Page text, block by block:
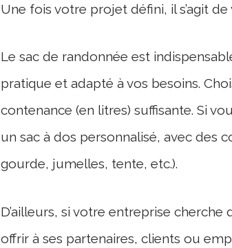
Une fois votre projet défini, il s’agit
Le sac de randonnée est
pratique et adapté à vos besoins.
contenance (en litres) suffisante. Si
un sac à dos personnalisé, avec des
gourde, jumelles, tente, etc.).
D’ailleurs, si votre entreprise
offrir à ses partenaires, clients ou